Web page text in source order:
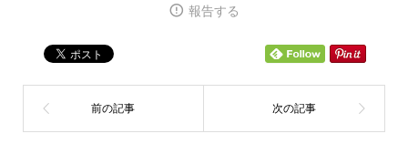
報告する